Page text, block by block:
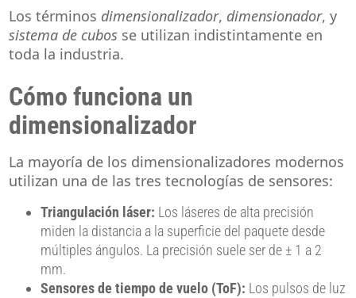
Los términos dimensionalizador, dimensionador, y
sistema de cubos se utilizan indistintamente en
toda la industria.
Cómo funciona un
dimensionalizador
La mayoría de los dimensionalizadores modernos
utilizan una de las tres tecnologías de sensores:
Triangulación láser: Los láseres de alta precisión
miden la distancia a la superficie del paquete desde
múltiples ángulos. La precisión suele ser de ± 1 a 2
mm.
Sensores de tiempo de vuelo (ToF): Los pulsos de luz